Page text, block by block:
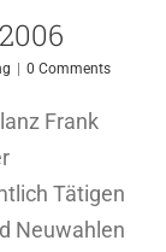
0 Comments
Frank
Tätigen
Neuwahlen